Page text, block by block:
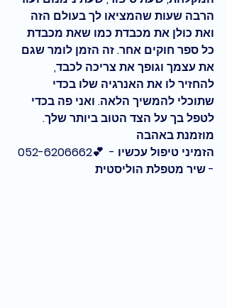
הרבה שעות שהמציאו לך בעולם הזה
ואת כולן את מכבדת כמו שאת מכבדת
כל ספר חוקים אחר. זה הזמן לומר שגם
את עצמך וגופך את צריכה לכבד,
להחזיר לו את האנרגיה שלו בכדי
שתוכלי להמשיך הלאה. ואני פה בכדי
לטפל בך על הצד הטוב ביותר שלך.
מוזמנת באהבה
- שיר מטפלת הוליסטית